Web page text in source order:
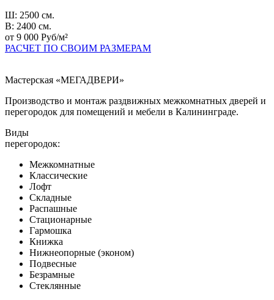
Ш: 2500 см.
В: 2400 см.
от 9 000 Руб/м²
РАСЧЕТ ПО СВОИМ РАЗМЕРАМ
Мастерская «МЕГАДВЕРИ»
Производство и монтаж раздвижных межкомнатных дверей и
перегородок для помещений и мебели в Калининграде.
Виды
перегородок:
Межкомнатные
Классические
Лофт
Складные
Распашные
Стационарные
Гармошка
Книжка
Нижнеопорные (эконом)
Подвесные
Безрамные
Стеклянные